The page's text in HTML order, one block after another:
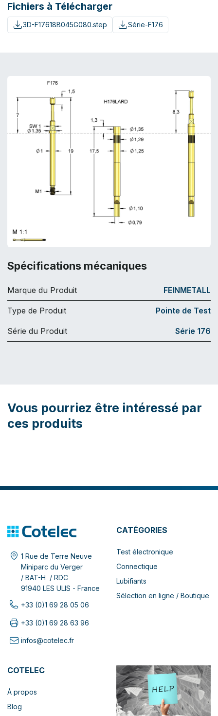
Fichiers à Télécharger
3D-F17618B045G080.step Série-F176
Spécifications mécaniques
Marque du Produit FEINMETALL
Type de Produit Pointe de Test
Série du Produit Série 176
Vous pourriez être intéressé par
ces produits
1 Rue de Terre Neuve
Miniparc du Verger
/ BAT-H / RDC
91940 LES ULIS - France
+33 (0)1 69 28 05 06
+33 (0)1 69 28 63 96
infos@cotelec.fr
CATÉGORIES
Test électronique
Connectique
Lubifiants
Sélection en ligne / Boutique
COTELEC
À propos
Blog